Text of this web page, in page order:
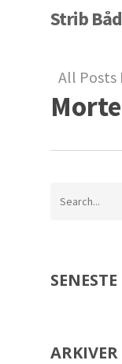
Strib
All Posts
ARKIVER